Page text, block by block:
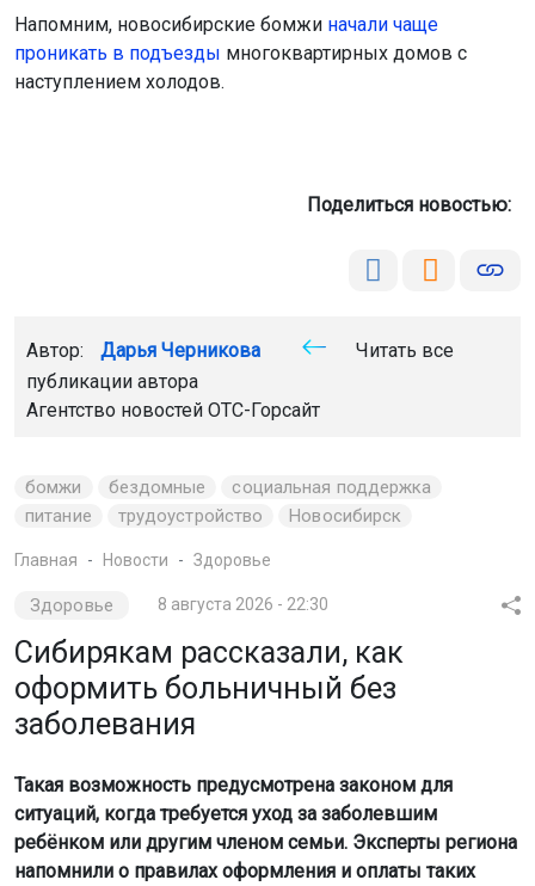
Напомним, новосибирские бомжи начали чаще
проникать в подъезды многоквартирных домов с
наступлением холодов.
Поделиться новостью:
Автор: Дарья Черникова
Читать все
публикации автора
Агентство новостей ОТС-Горсайт
бомжи бездомные
социальная поддержка
питание
трудоустройство Новосибирск
Главная Новости Здоровье
Здоровье 8 августа 2026 - 22:30
Сибирякам рассказали, как
оформить больничный без
заболевания
Такая возможность предусмотрена законом для
ситуаций, когда требуется уход за заболевшим
ребёнком или другим членом семьи. Эксперты региона
напомнили о правилах оформления и оплаты таких